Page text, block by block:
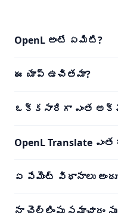
OpenL అంటే ఏమిటి?
ఈ యాప్ ఉచితమా?
ఒక్కసారిగా ఎంత
OpenL Translate
ఏ పేమెంట్ విధానాలు
నా చెల్లింపు సమాచారం